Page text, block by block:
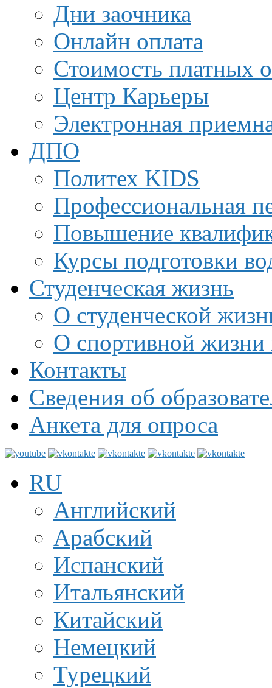
Дни заочника
Онлайн оплата
Стоимость платных
Центр Карьеры
Электронная
ДПО
Политех KIDS
Профессиональная
Повышение
Курсы подготовки
Студенческая жизнь
О студенческой
О спортивной жизни
Контакты
Сведения об
Анкета для опроса
RU
Английский
Арабский
Испанский
Итальянский
Китайский
Немецкий
Турецкий